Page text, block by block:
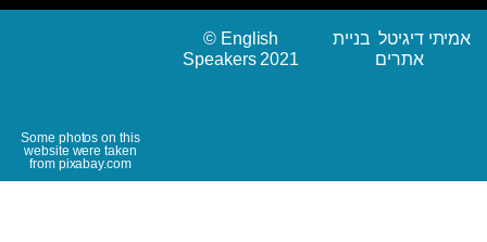
© English
Speakers 2021
אמיתי דיגיטל בניית
אתרים
Some photos on this
website were taken
from pixabay.com